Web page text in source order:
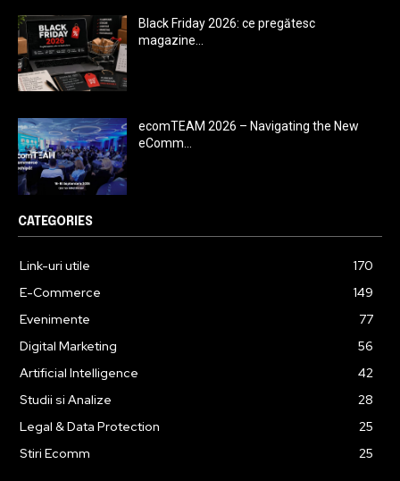
Black Friday 2026: ce pregătesc
magazine...
ecomTEAM 2026 – Navigating the New
eComm...
CATEGORIES
Link-uri utile
170
E-Commerce
149
Evenimente
77
Digital Marketing
56
Artificial Intelligence
42
Studii si Analize
28
Legal & Data Protection
25
Stiri Ecomm
25